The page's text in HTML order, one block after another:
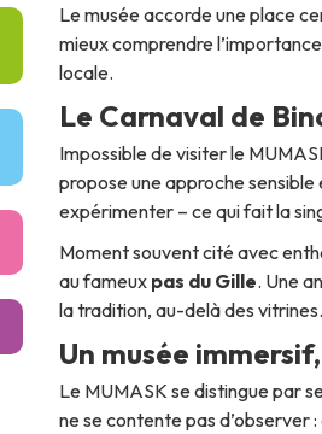
Le musée accorde une place
mieux comprendre
locale.
Le Carnaval de
Impossible de visiter le
propose une approche
expérimenter – ce qui fait la
Moment souvent cité avec
au fameux pas du Gille. Une
la tradition, au-delà des vitrines.
Un musée
Le MUMASK se distingue par
ne se contente pas d’observer